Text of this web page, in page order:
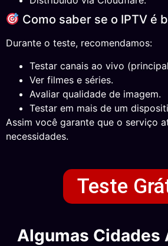
Como saber se o IPTV é
Durante o teste, recomendamos:
Testar canais ao vivo
Ver filmes e séries.
Avaliar qualidade de imagem.
Testar em mais de um
Assim você garante que o serviço
necessidades.
Teste
Algumas Cidades